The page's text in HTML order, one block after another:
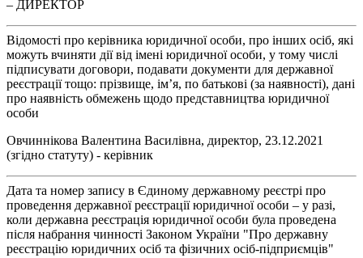
– ДИРЕКТОР
Відомості про керівника юридичної особи, про інших осіб, які
можуть вчиняти дії від імені юридичної особи, у тому числі
підписувати договори, подавати документи для державної
реєстрації тощо: прізвище, ім’я, по батькові (за наявності), дані
про наявність обмежень щодо представництва юридичної
особи
Овчиннікова Валентина Василівна, директор, 23.12.2021
(згідно статуту) - керівник
Дата та номер запису в Єдиному державному реєстрі про
проведення державної реєстрації юридичної особи – у разі,
коли державна реєстрація юридичної особи була проведена
після набрання чинності Законом України "Про державну
реєстрацію юридичних осіб та фізичних осіб-підприємців"